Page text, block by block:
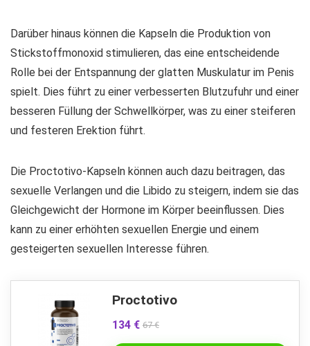
Darüber hinaus können die Kapseln die Produktion von
Stickstoffmonoxid stimulieren, das eine entscheidende
Rolle bei der Entspannung der glatten Muskulatur im Penis
spielt. Dies führt zu einer verbesserten Blutzufuhr und einer
besseren Füllung der Schwellkörper, was zu einer steiferen
und festeren Erektion führt.
Die Proctotivo-Kapseln können auch dazu beitragen, das
sexuelle Verlangen und die Libido zu steigern, indem sie das
Gleichgewicht der Hormone im Körper beeinflussen. Dies
kann zu einer erhöhten sexuellen Energie und einem
gesteigerten sexuellen Interesse führen.
Proctotivo
134 € 67 €